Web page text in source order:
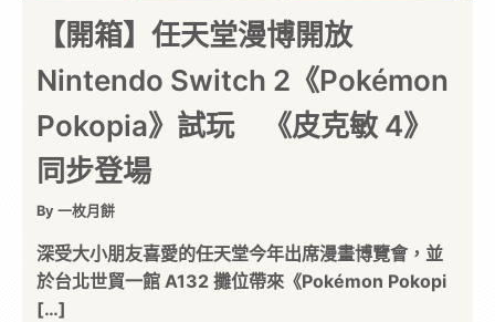
位
資
【開箱】任天堂漫博開放
Nintendo Switch 2《Pokémon
Pokopia》試玩 《皮克敏 4》
同步登場
By 一枚月餅
深受大小朋友喜愛的任天堂今年出席漫畫博覽會，並
於台北世貿一館 A132 攤位帶來《Pokémon Pokopi
[…]